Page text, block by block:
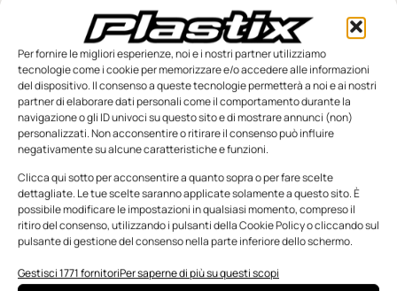
Per fornire le migliori esperienze, noi e i nostri partner utilizziamo
tecnologie come i cookie per memorizzare e/o accedere alle informazioni
del dispositivo. Il consenso a queste tecnologie permetterà a noi e ai nostri
partner di elaborare dati personali come il comportamento durante la
navigazione o gli ID univoci su questo sito e di mostrare annunci (non)
personalizzati. Non acconsentire o ritirare il consenso può influire
negativamente su alcune caratteristiche e funzioni.
Clicca qui sotto per acconsentire a quanto sopra o per fare scelte
dettagliate. Le tue scelte saranno applicate solamente a questo sito. È
possibile modificare le impostazioni in qualsiasi momento, compreso il
ritiro del consenso, utilizzando i pulsanti della Cookie Policy o cliccando sul
pulsante di gestione del consenso nella parte inferiore dello schermo.
Gestisci 1771 fornitoriPer saperne di più su questi scopi
Edicola Web
Notizie da Meccanicanews
I nanonastri di grafene come potenziali sensori per i